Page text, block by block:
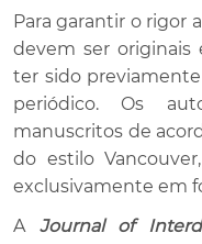
Para garantir o rigor
devem ser originais
ter sido
periódico. Os
manuscritos de
do estilo
exclusivamente em
A Journal of